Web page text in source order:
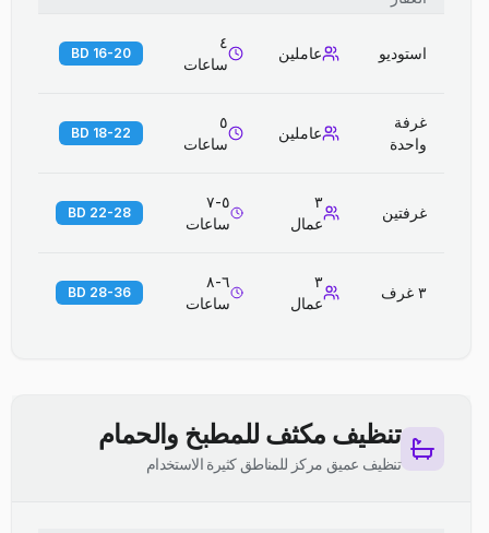
استوديو عاملين
٤
ساعات
16-20 BD
غرفة
واحدة
عاملين
٥
ساعات
18-22 BD
غرفتين
٣
عمال
٥-٧
ساعات
22-28 BD
٣ غرف
٣
عمال
٦-٨
ساعات
28-36 BD
تنظيف مكثف للمطبخ والحمام
تنظيف عميق مركز للمناطق كثيرة الاستخدام